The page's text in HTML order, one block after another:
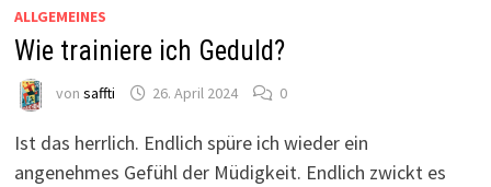
ALLGEMEINES
Wie trainiere ich Geduld?
von saffti 26. April 2024 0
Ist das herrlich. Endlich spüre ich wieder ein
angenehmes Gefühl der Müdigkeit. Endlich zwickt es